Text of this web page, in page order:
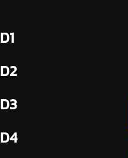
D1
D2
D3
D4